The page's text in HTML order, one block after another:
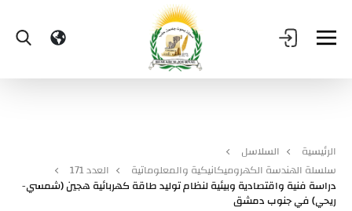
الرئيسية
السلاسل
سلسلة الهندسة الكهروميكانيكية والمعلوماتية
العدد 171
دراسة فنية واقتصادية وبيئية لنظام توليد طاقة كهربائية هجين (شمسي-
ريحي) في جنوب دمشق